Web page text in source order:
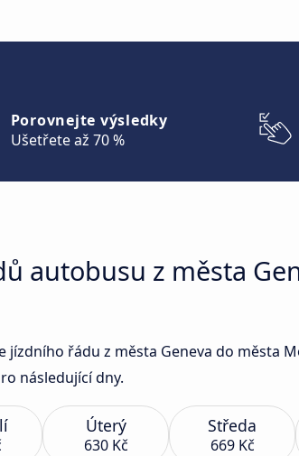
Porovnejte výsledky
Ušetřete až 70 %
autobusu z města
jízdního řádu z města Geneva do města
následující dny.
Úterý
630 Kč
Středa
669 Kč